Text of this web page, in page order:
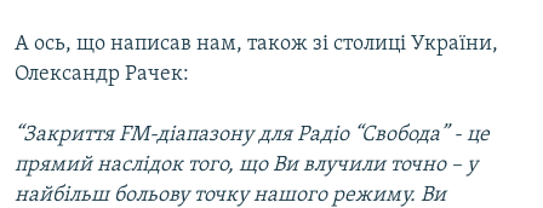
А ось, що написав нам, також зі столиці України,
Олександр Рачек:
“Закриття FМ-діапазону для Радіо “Свобода” - це
прямий наслідок того, що Ви влучили точно – у
найбільш больову точку нашого режиму. Ви